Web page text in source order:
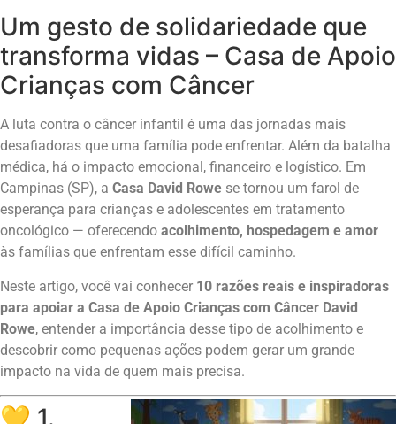
Um gesto de solidariedade que
transforma vidas – Casa de Apoio
Crianças com Câncer
A luta contra o câncer infantil é uma das jornadas mais
desafiadoras que uma família pode enfrentar. Além da batalha
médica, há o impacto emocional, financeiro e logístico. Em
Campinas (SP), a Casa David Rowe se tornou um farol de
esperança para crianças e adolescentes em tratamento
oncológico — oferecendo acolhimento, hospedagem e amor
às famílias que enfrentam esse difícil caminho.
Neste artigo, você vai conhecer 10 razões reais e inspiradoras
para apoiar a Casa de Apoio Crianças com Câncer David
Rowe, entender a importância desse tipo de acolhimento e
descobrir como pequenas ações podem gerar um grande
impacto na vida de quem mais precisa.